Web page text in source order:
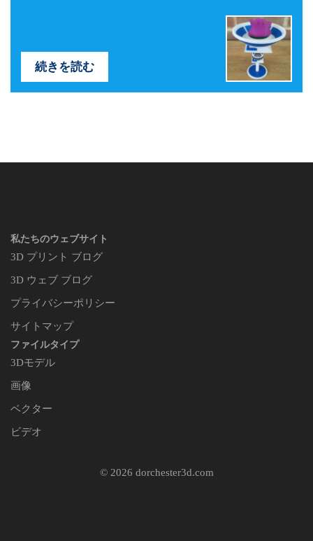
続きを読む
私たちのウェブサイト
3D プリント ブログ
3D ウェブ ブログ
プライバシーポリシー
サイトマップ
ファイルタイプ
3Dモデル
画像
ベクター
ビデオ
© 2026 dorchester3d.com